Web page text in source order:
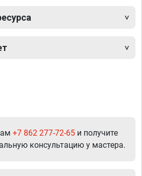
+7 862 277-72-65 и получите
консультацию у мастера.